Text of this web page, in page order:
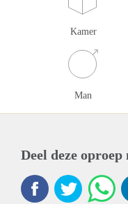
Kamer
Man
Deel deze